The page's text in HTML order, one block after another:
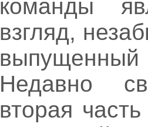
команды
взгляд,
Недавно
вторая